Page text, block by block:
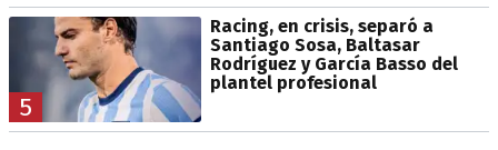
5
Racing, en crisis, separó a
Santiago Sosa, Baltasar
Rodríguez y García Basso del
plantel profesional